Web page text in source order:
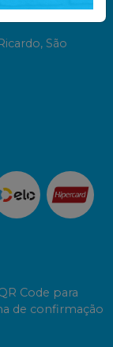
São
Code para
de confirmação